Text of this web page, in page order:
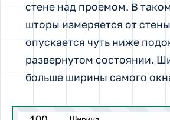
стене над проемом. В
шторы измеряется от
опускается чуть ниже
развернутом состоянии.
больше ширины самого